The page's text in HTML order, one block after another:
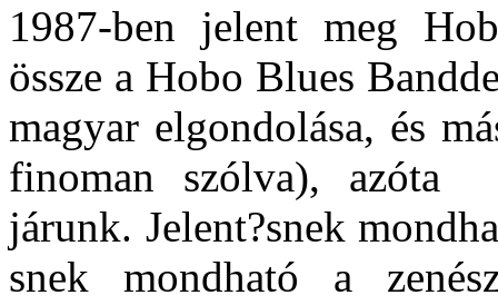
1987-ben jelent meg
össze a Hobo Blues
magyar elgondolása, és
finoman szólva), azóta
járunk. Jelent?snek
snek mondható a